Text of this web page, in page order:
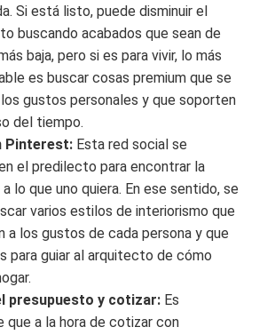
Si está listo, puede disminuir el
buscando acabados que sean de
baja, pero si es para vivir, lo más
es buscar cosas premium que se
los gustos personales y que soporten
del tiempo.
Pinterest: Esta red social se
el predilecto para encontrar la
lo que uno quiera. En ese sentido, se
varios estilos de interiorismo que
a los gustos de cada persona y que
para guiar al arquitecto de cómo
presupuesto y cotizar: Es
que a la hora de cotizar con